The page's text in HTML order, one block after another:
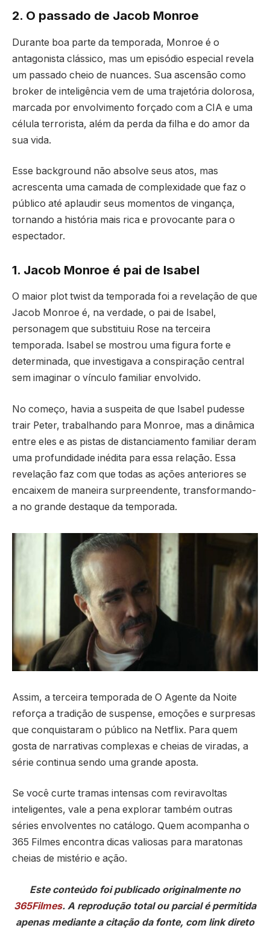
2. O passado de Jacob Monroe
Durante boa parte da temporada, Monroe é o
antagonista clássico, mas um episódio especial revela
um passado cheio de nuances. Sua ascensão como
broker de inteligência vem de uma trajetória dolorosa,
marcada por envolvimento forçado com a CIA e uma
célula terrorista, além da perda da filha e do amor da
sua vida.
Esse background não absolve seus atos, mas
acrescenta uma camada de complexidade que faz o
público até aplaudir seus momentos de vingança,
tornando a história mais rica e provocante para o
espectador.
1. Jacob Monroe é pai de Isabel
O maior plot twist da temporada foi a revelação de que
Jacob Monroe é, na verdade, o pai de Isabel,
personagem que substituiu Rose na terceira
temporada. Isabel se mostrou uma figura forte e
determinada, que investigava a conspiração central
sem imaginar o vínculo familiar envolvido.
No começo, havia a suspeita de que Isabel pudesse
trair Peter, trabalhando para Monroe, mas a dinâmica
entre eles e as pistas de distanciamento familiar deram
uma profundidade inédita para essa relação. Essa
revelação faz com que todas as ações anteriores se
encaixem de maneira surpreendente, transformando-
a no grande destaque da temporada.
Assim, a terceira temporada de O Agente da Noite
reforça a tradição de suspense, emoções e surpresas
que conquistaram o público na Netflix. Para quem
gosta de narrativas complexas e cheias de viradas, a
série continua sendo uma grande aposta.
Se você curte tramas intensas com reviravoltas
inteligentes, vale a pena explorar também outras
séries envolventes no catálogo. Quem acompanha o
365 Filmes encontra dicas valiosas para maratonas
cheias de mistério e ação.
Este conteúdo foi publicado originalmente no
365Filmes. A reprodução total ou parcial é permitida
apenas mediante a citação da fonte, com link direto